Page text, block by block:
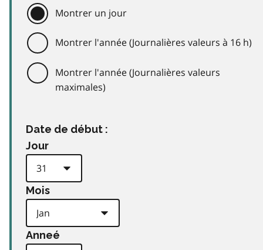
Montrer un jour
Montrer l'année (Journalières valeurs à 16 h)
Montrer l'année (Journalières valeurs
maximales)
Date de début :
Jour
Mois
Anneé